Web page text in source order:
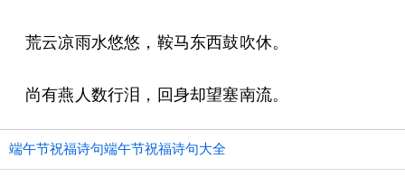
荒云凉雨水悠悠，鞍马东西鼓吹休。
尚有燕人数行泪，回身却望塞南流。
端午节祝福诗句端午节祝福诗句大全